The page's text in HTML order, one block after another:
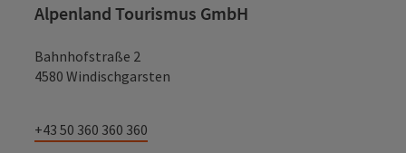
Alpenland Tourismus GmbH
Bahnhofstraße 2
4580 Windischgarsten
+43 50 360 360 360